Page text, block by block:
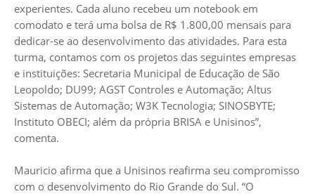
experientes. Cada aluno recebeu um notebook em
comodato e terá uma bolsa de R$ 1.800,00 mensais para
dedicar-se ao desenvolvimento das atividades. Para esta
turma, contamos com os projetos das seguintes empresas
e instituições: Secretaria Municipal de Educação de São
Leopoldo; DU99; AGST Controles e Automação; Altus
Sistemas de Automação; W3K Tecnologia; SINOSBYTE;
Instituto OBECI; além da própria BRISA e Unisinos”,
comenta.
Mauricio afirma que a Unisinos reafirma seu compromisso
com o desenvolvimento do Rio Grande do Sul. “O